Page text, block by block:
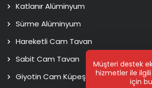
Katlanır Alüminyum
Sürme Alüminyum
Hareketli Cam Tavan
Sabit Cam Tavan
Giyotin Cam Küpeşte
Müşteri destek
hizmetler ile ilgili
için